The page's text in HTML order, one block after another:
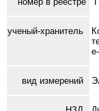
ученый-хранитель
вид измерений